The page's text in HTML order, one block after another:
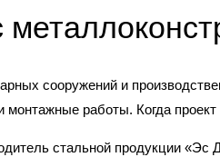
сооружений и
монтажные работы. Когда
стальной продукции «Эс